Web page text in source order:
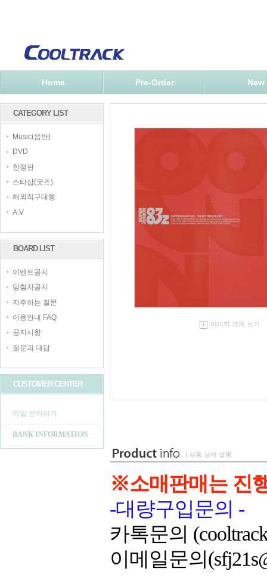
Home Pre-Order New
CATEGORY LIST
Music(음반)
DVD
한정판
스타샵(굿즈)
해외직구대행
A.V
BOARD LIST
이벤트공지
당첨자공지
자주하는 질문
이용안내 FAQ
공지사항
질문과 대답
CUSTOMER CENTER
메일 문의하기
BANK INFORMATION
이미지 크게 보기
| 상품 상세 설명
※소매판매는 진
-대량구입문의 -
카톡문의
이메일문의